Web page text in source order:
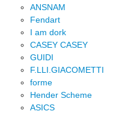
ANSNAM
Fendart
I am dork
CASEY CASEY
GUIDI
F.LLI.GIACOMETTI
forme
Hender Scheme
ASICS